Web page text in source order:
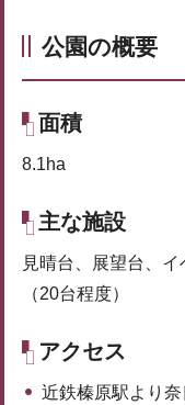
公園の概要
面積
8.1ha
主な施設
見晴台、展望台、
（20台程度）
アクセス
近鉄榛原駅より奈